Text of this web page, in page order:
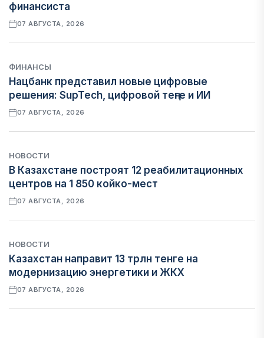
финансиста
07 АВГУСТА, 2026
ФИНАНСЫ
Нацбанк представил новые цифровые
решения: SupTech, цифровой теңге и ИИ
07 АВГУСТА, 2026
НОВОСТИ
В Казахстане построят 12 реабилитационных
центров на 1 850 койко-мест
07 АВГУСТА, 2026
НОВОСТИ
Казахстан направит 13 трлн тенге на
модернизацию энергетики и ЖКХ
07 АВГУСТА, 2026